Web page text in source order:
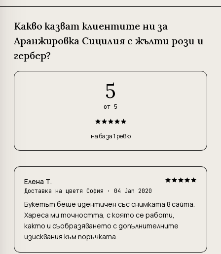
Какво казват клиентите ни за
Аранжировка Сицилия с жълти рози и
гербер?
5
от 5
на база 1 ревю
Елена Т.
Доставка на цветя София · 04 Jan 2020
Букетът беше идентичен със снимката в сайта.
Хареса ми точността, с която се работи,
както и съобразяването с допълнителните
изисквания към поръчката.